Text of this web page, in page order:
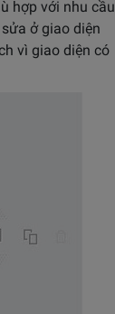
hợp với nhu cầu
ở giao diện
vì giao diện có